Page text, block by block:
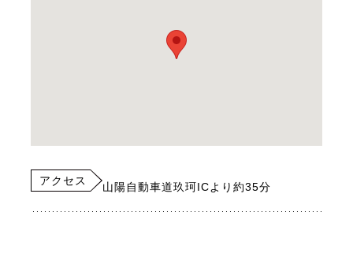
アクセス 山陽自動車道玖珂ICより約35分